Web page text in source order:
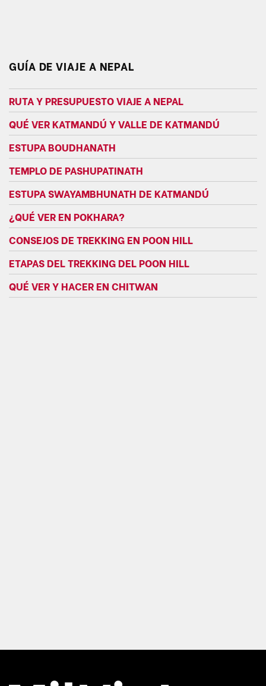
GUÍA DE VIAJE A NEPAL
RUTA Y PRESUPUESTO VIAJE A NEPAL
QUÉ VER KATMANDÚ Y VALLE DE KATMANDÚ
ESTUPA BOUDHANATH
TEMPLO DE PASHUPATINATH
ESTUPA SWAYAMBHUNATH DE KATMANDÚ
¿QUÉ VER EN POKHARA?
CONSEJOS DE TREKKING EN POON HILL
ETAPAS DEL TREKKING DEL POON HILL
QUÉ VER Y HACER EN CHITWAN